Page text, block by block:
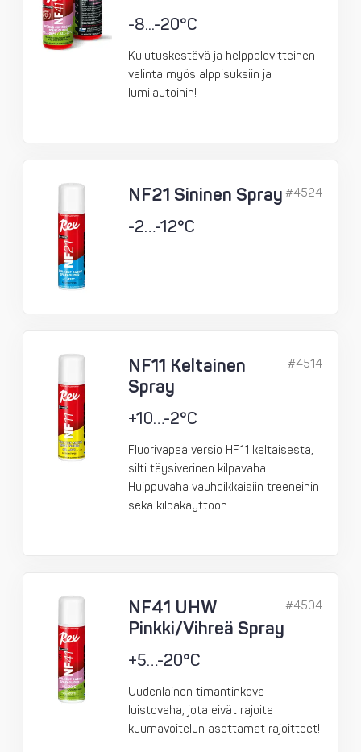
-8...-20°C
Kulutuskestävä ja helppolevitteinen
valinta myös alppisuksiin ja
lumilautoihin!
NF21 Sininen Spray
-2…-12°C
#4524
NF11 Keltainen
Spray
+10…-2°C
Fluorivapaa versio HF11 keltaisesta,
silti täysiverinen kilpavaha.
Huippuvaha vauhdikkaisiin treeneihin
sekä kilpakäyttöön.
#4514
NF41 UHW
Pinkki/Vihreä Spray
+5…-20°C
Uudenlainen timantinkova
luistovaha, jota eivät rajoita
kuumavoitelun asettamat rajoitteet!
#4504